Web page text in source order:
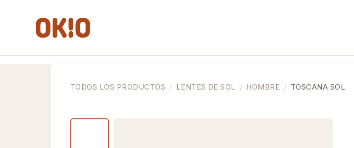
TODOS LOS PRODUCTOS LENTES DE SOL HOMBRE TOSCANA SOL